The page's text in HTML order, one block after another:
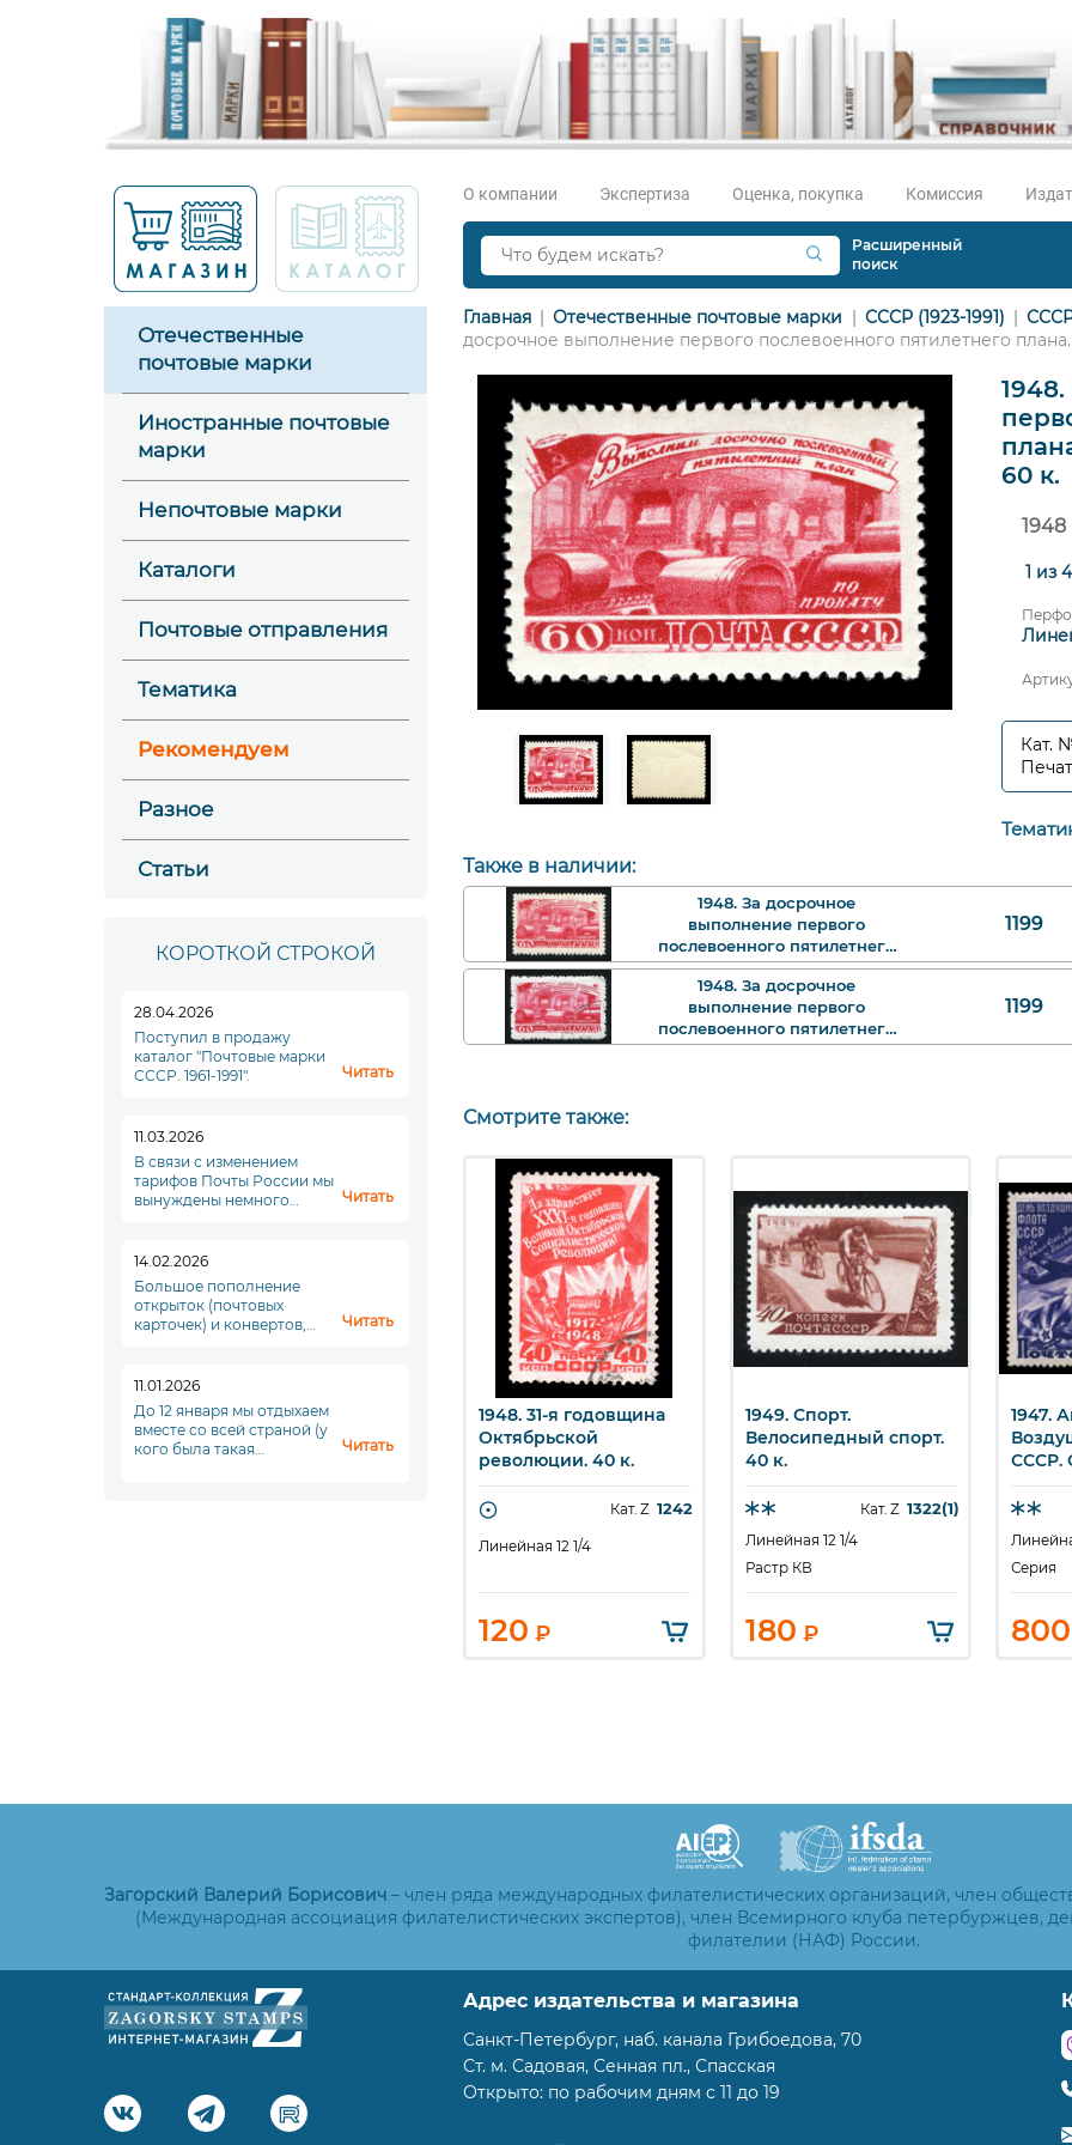
О компании Экспертиза Оценка, покупка Комиссия
Расширенный
поиск
Отечественные
почтовые марки
Иностранные почтовые
марки
Непочтовые марки
Каталоги
Почтовые отправления
Тематика
Рекомендуем
Разное
Статьи
КОРОТКОЙ СТРОКОЙ
28.04.2026
Поступил в продажу
каталог "Почтовые марки
СССР. 1961-1991".
Читать
11.03.2026
В связи с изменением
тарифов Почты России мы
вынуждены немного
делать...
Читать
14.02.2026
Большое пополнение
открыток (почтовых
карточек) и конвертов,
Читать
11.01.2026
До 12 января мы отдыхаем
вместе со всей страной (у
кого была такая
Читать
Главная Отечественные почтовые марки СССР (1923-1991)
досрочное выполнение первого послевоенного пятилетнего
60 к.
1948
1 из
Кат.
Также в наличии:
1948. За досрочное
выполнение первого
послевоенного пятилетнего
плана. Металлургия. Прокат
металла. 60 к. Арт. ssr1199_2.
1199
1948. За досрочное
выполнение первого
послевоенного пятилетнего
плана. Металлургия. Прокат
1199
Смотрите также:
просмотр Быстрый просмотр
1947. Авиапочта. День
Воздушного флота
СССР. 30 коп.
Быстрый просмотр
1948. 31-я годовщина
Октябрьской
революции. 40 к.
Кат. Z 1242
Линейная 12 1/4
120 ₽
Быстрый просмотр
1949. Спорт.
Велосипедный спорт.
40 к.
Кат. Z 1322(1)
Линейная 12 1/4
Растр КВ
180 ₽
1947.
СССР.
Серия
800
Загорский Валерий Борисович – член ряда международных филателистических организаций, член
(Международная ассоциация филателистических экспертов), член Всемирного клуба петербуржцев,
филателии (НАФ) России.
Адрес издательства и магазина
Санкт-Петербург, наб. канала Грибоедова, 70
Ст. м. Садовая, Сенная пл., Спасская
Открыто: по рабочим дням с 11 до 19